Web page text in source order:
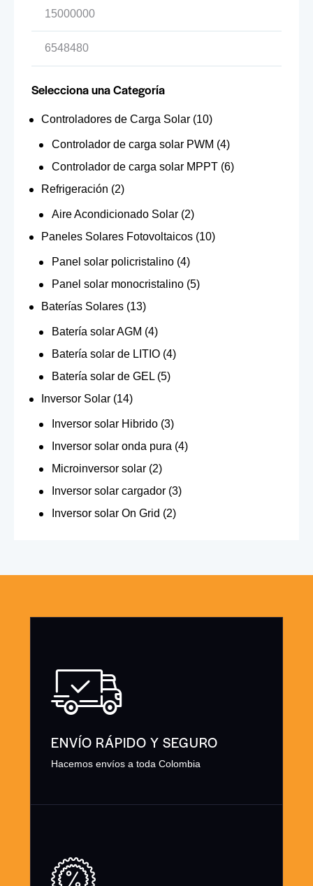
Selecciona una Categoría
Controladores de Carga Solar (10)
Controlador de carga solar PWM (4)
Controlador de carga solar MPPT (6)
Refrigeración (2)
Aire Acondicionado Solar (2)
Paneles Solares Fotovoltaicos (10)
Panel solar policristalino (4)
Panel solar monocristalino (5)
Baterías Solares (13)
Batería solar AGM (4)
Batería solar de LITIO (4)
Batería solar de GEL (5)
Inversor Solar (14)
Inversor solar Hibrido (3)
Inversor solar onda pura (4)
Microinversor solar (2)
Inversor solar cargador (3)
Inversor solar On Grid (2)
ENVÍO RÁPIDO Y SEGURO
Hacemos envíos a toda Colombia